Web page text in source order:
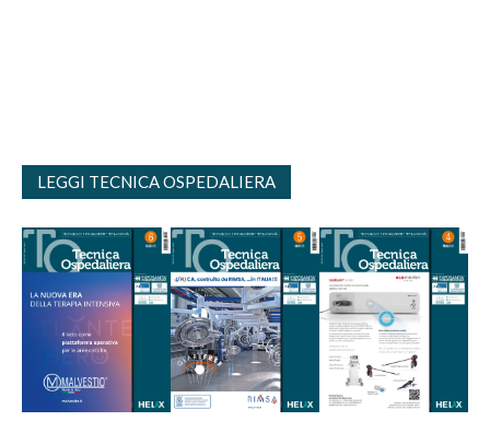
LEGGI TECNICA OSPEDALIERA